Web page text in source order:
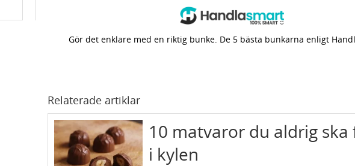
Gör det enklare med en riktig bunke. De 5 bästa bunkarna enligt
Relaterade artiklar
10 matvaror du aldrig ska
i kylen